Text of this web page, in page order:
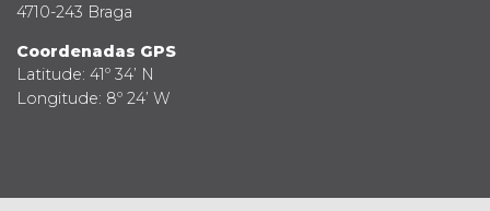
4710-243 Braga
Coordenadas GPS
Latitude: 41º 34’ N
Longitude: 8º 24’ W